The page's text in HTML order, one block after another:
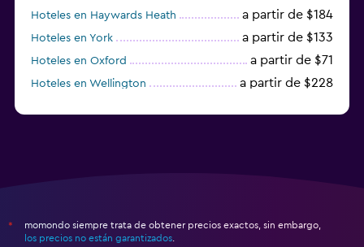
Hoteles en Haywards Heath a partir de $184
Hoteles en York a partir de $133
Hoteles en Oxford a partir de $71
Hoteles en Wellington a partir de $228
*
momondo siempre trata de obtener precios exactos, sin embargo,
los precios no están garantizados